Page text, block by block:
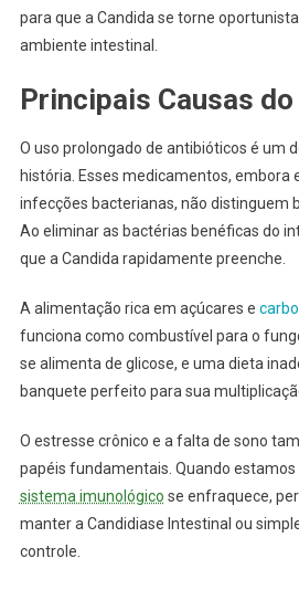
para que a Candida se torne
ambiente intestinal.
Principais Causas
O uso prolongado de antibióticos é um
história. Esses medicamentos, embora
infecções bacterianas, não distinguem
Ao eliminar as bactérias benéficas do
que a Candida rapidamente preenche.
A alimentação rica em açúcares e
funciona como combustível para o
se alimenta de glicose, e uma dieta
banquete perfeito para sua
O estresse crônico e a falta de sono
papéis fundamentais. Quando estamos
sistema imunológico se enfraquece,
manter a Candidiase Intestinal ou
controle.